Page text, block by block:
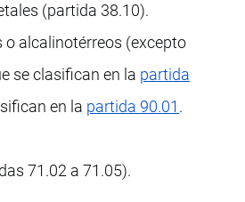
(partida 38.10).
alcalinotérreos (excepto
se clasifican en la partida
en la partida 90.01.
71.02 a 71.05).